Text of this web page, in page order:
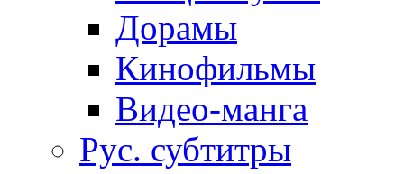
Дорамы
Кинофильмы
Видео-манга
Рус. субтитры